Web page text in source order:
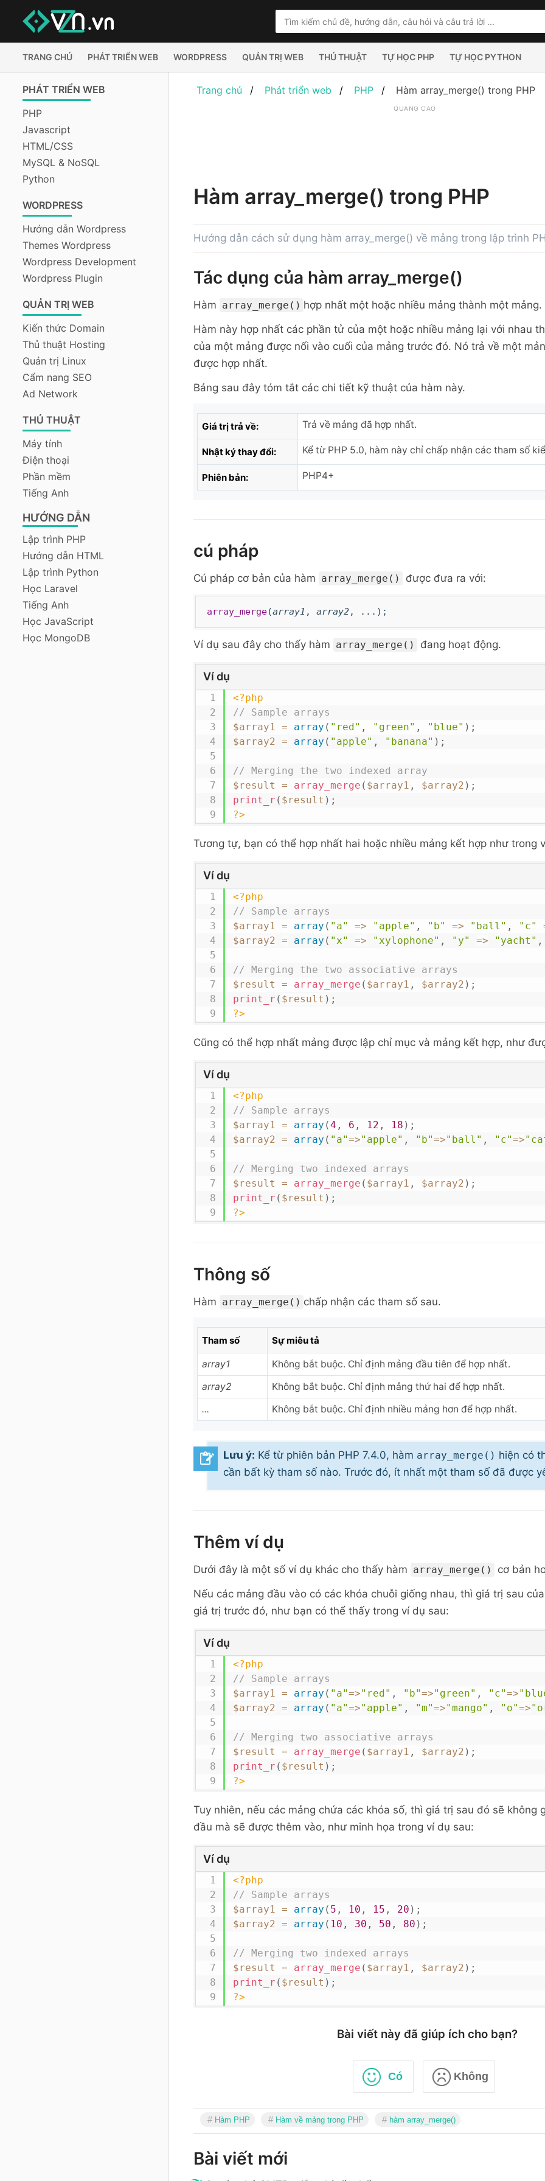
TRANG CHỦ PHÁT TRIỂN WEB WORDPRESS QUẢN TRỊ WEB THỦ THUẬT TỰ HỌC PHP TỰ HỌC PYTHON
PHÁT TRIỂN WEB
PHP
Javascript
HTML/CSS
MySQL & NoSQL
Python
WORDPRESS
Hướng dẫn Wordpress
Themes Wordpress
Wordpress Development
Wordpress Plugin
QUẢN TRỊ WEB
Kiến thức Domain
Thủ thuật Hosting
Quản trị Linux
Cẩm nang SEO
Ad Network
THỦ THUẬT
Máy tính
Điện thoại
Phần mềm
Tiếng Anh
HƯỚNG DẪN
Lập trình PHP
Hướng dẫn HTML
Lập trình Python
Học Laravel
Tiếng Anh
Học JavaScript
Học MongoDB
Trang chủ Phát triển web PHP Hàm array_merge() trong PHP
QUẢNG CÁO
Hàm array_merge() trong PHP
Hướng dẫn cách sử dụng hàm array_merge() về mảng trong lập trình
Tác dụng của hàm array_merge()
Hàm array_merge() hợp nhất một hoặc nhiều mảng thành một mảng.
Hàm này hợp nhất các phần tử của một hoặc nhiều mảng lại với nhau
của một mảng được nối vào cuối của mảng trước đó. Nó trả về một
được hợp nhất.
Bảng sau đây tóm tắt các chi tiết kỹ thuật của hàm này.
Giá trị trả về: Trả về mảng đã hợp nhất.
Nhật ký thay đổi: Kể từ PHP 5.0, hàm này chỉ chấp nhận các tham số
Phiên bản: PHP4+
cú pháp
Cú pháp cơ bản của hàm array_merge() được đưa ra với:
array_merge(array1 , array2, ...);
Ví dụ sau đây cho thấy hàm array_merge() đang hoạt động.
Ví dụ
<?php
// Sample arrays
$array1 = array ( "red" , "green" , "blue" ) ;
$array2 = array ( "apple" , "banana" ) ;
// Merging the two indexed array
$result
= array_merge ( $array1 , $array2 ) ;
print_r ( $result ) ;
?>
Tương tự, bạn có thể hợp nhất hai hoặc nhiều mảng kết hợp như trong
Ví dụ
<?php
// Sample arrays
$array1 = array ( "a" => "apple" , "b" => "ball" , "c"
$array2 = array ( "x" => "xylophone" , "y" => "yacht" ,
// Merging the two associative arrays
$result
= array_merge ( $array1 , $array2 ) ;
print_r ( $result ) ;
?>
Cũng có thể hợp nhất mảng được lập chỉ mục và mảng kết hợp, như
Ví dụ
<?php
// Sample arrays
$array1 = array (4 , 6 , 12 , 18 ) ;
$array2 = array ( "a"=>"apple" , "b"=>"ball" , "c"=>
// Merging two indexed arrays
$result
= array_merge ( $array1 , $array2 ) ;
print_r ( $result ) ;
?>
Thông số
Hàm array_merge() chấp nhận các tham số sau.
Tham số Sự miêu tả
array1
Không bắt buộc. Chỉ định mảng đầu tiên để hợp nhất.
array2
Không bắt buộc. Chỉ định mảng thứ hai để hợp nhất.
...
Không bắt buộc. Chỉ định nhiều mảng hơn để hợp nhất.
Lưu ý: Kể từ phiên bản PHP 7.4.0, hàm array_merge() hiện có
cần bất kỳ tham số nào. Trước đó, ít nhất một tham số đã được
Thêm ví dụ
Dưới đây là một số ví dụ khác cho thấy hàm array_merge()
cơ bản
Nếu các mảng đầu vào có các khóa chuỗi giống nhau, thì giá trị sau
giá trị trước đó, như bạn có thể thấy trong ví dụ sau:
Ví dụ
<?php
// Sample arrays
$array1 = array ( "a"=>"red" , "b"=>"green" , "c"=>
$array2 = array ( "a"=>"apple" , "m"=>"mango" , "o"=>
// Merging two associative arrays
$result
= array_merge ( $array1 , $array2 ) ;
print_r ( $result ) ;
?>
Tuy nhiên, nếu các mảng chứa các khóa số, thì giá trị sau đó sẽ không
đầu mà sẽ được thêm vào, như minh họa trong ví dụ sau:
Ví dụ
<?php
// Sample arrays
$array1 = array ( 5 , 10 , 15 , 20 ) ;
$array2 = array ( 10 , 30 , 50 , 80 ) ;
// Merging two indexed arrays
$result
= array_merge ( $array1 , $array2 ) ;
print_r ( $result ) ;
?>
Bài viết này đã giúp ích cho bạn?
Có Không
Hàm PHP Hàm về mảng trong PHP hàm array_merge()
Bài viết mới